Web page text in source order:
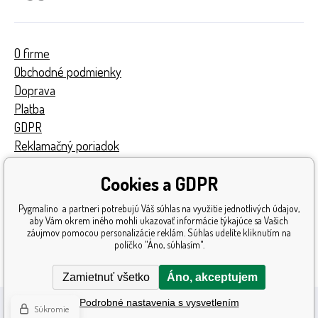
O firme
Obchodné podmienky
Doprava
Platba
GDPR
Reklamačný poriadok
Získané ocenenia
Katalóg hračiek
Mapa stránok
Cookies a GDPR
Pygmalino a partneri potrebujú Váš súhlas na využitie jednotlivých údajov,
aby Vám okrem iného mohli ukazovať informácie týkajúce sa Vašich
záujmov pomocou personalizácie reklám. Súhlas udelíte kliknutím na
políčko "Áno, súhlasím".
Zamietnuť všetko Áno, akceptujem
Podrobné nastavenia s vysvetlením
Súkromie